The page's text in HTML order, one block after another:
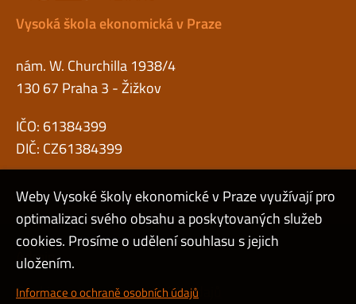
Vysoká škola ekonomická v Praze
nám. W. Churchilla 1938/4
130 67 Praha 3 - Žižkov
IČO: 61384399
DIČ: CZ61384399
Admin
Cookies a ochrana osobních údajů
Weby Vysoké školy ekonomické v Praze využívají pro
optimalizaci svého obsahu a poskytovaných služeb
cookies. Prosíme o udělení souhlasu s jejich
uložením.
Informace o ochraně osobních údajů